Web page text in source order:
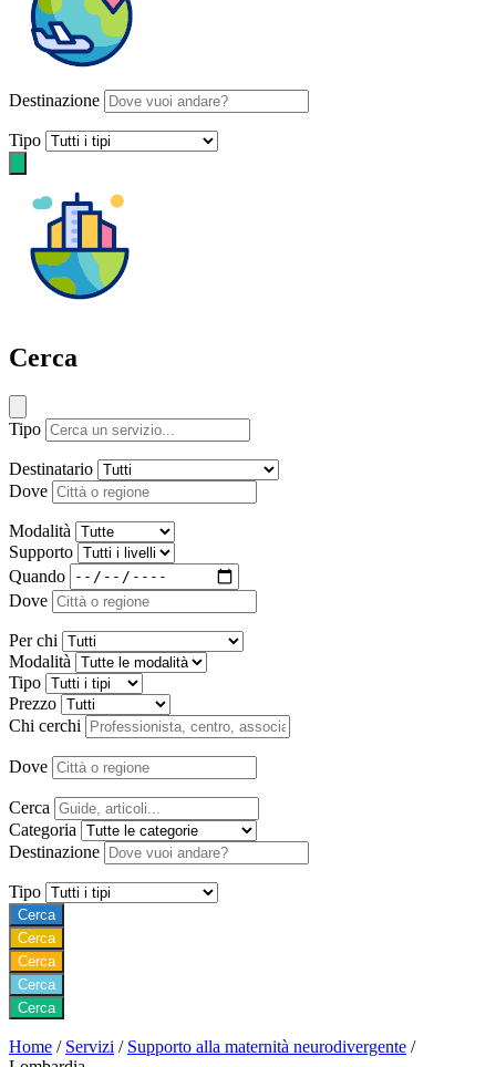
Destinazione
Tipo
Cerca
Tipo
Destinatario
Dove
Modalità
Supporto
Quando
Dove
Per chi
Modalità
Tipo
Prezzo
Chi cerchi
Dove
Cerca
Categoria
Destinazione
Tipo
Cerca
Cerca
Cerca
Cerca
Cerca
Home / Servizi / Supporto alla maternità neurodivergente /